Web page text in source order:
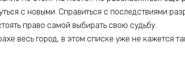
с новыми. Справиться с последствиями
право самой выбирать свою судьбу.
весь город, в этом списке уже не кажется